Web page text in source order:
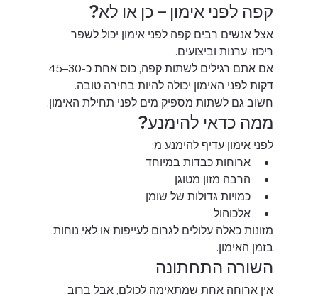
קפה לפני אימון – כן או לא?
אצל אנשים רבים קפה לפני אימון יכול לשפר
ריכוז, ערנות וביצועים.
דקות לפני האימון יכולה להיות בחירה טובה.
חשוב גם לשתות מספיק מים לפני תחילת האימון.
ממה כדאי להימנע?
לפני אימון עדיף להימנע מ:
ארוחות כבדות במיוחד
הרבה מזון מטוגן
כמויות גדולות של שומן
אלכוהול
מזונות כאלה עלולים לגרום לעייפות או לאי נוחות
בזמן האימון.
השורה התחתונה
אין ארוחה אחת שמתאימה לכולם, אבל ברוב